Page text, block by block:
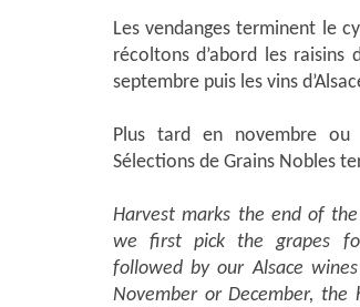
Les vendanges terminent le
récoltons d’abord les raisins
septembre puis les vins
Plus tard en novembre ou
Sélections de Grains Nobles
Harvest marks the end of
we first pick the grapes for
followed by our Alsace
November or December, the